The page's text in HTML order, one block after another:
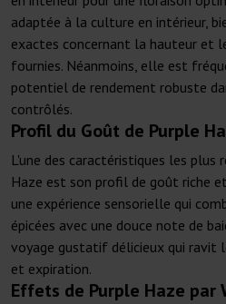
adaptée à la culture en intérieur,
exactes concernant la hauteur et
fournies. Néanmoins, elle est
potentiel de rendement robuste
contrôlés.
Profil du Goût de Purple
L'une des caractéristiques les plus
Haze est son profil de goût riche
une expérience sensorielle qui
épicées avec une douce note de
voyage gustatif délicieux qui ravit
et expiration.
Effets de Purple Haze par